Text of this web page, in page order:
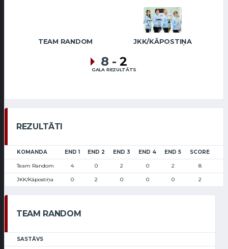
TEAM RANDOM JKK/KĀPOSTIŅA
8 - 2
GALA REZULTĀTS
REZULTĀTI
KOMANDA END 1 END 2 END 3 END 4 END 5 SCORE
Team Random 4 0 2 0 2 8
JKK/Kāpostiņa 0 2 0 0 0 2
TEAM RANDOM
SASTĀVS